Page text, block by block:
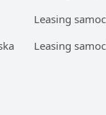
Leasing
Leasing